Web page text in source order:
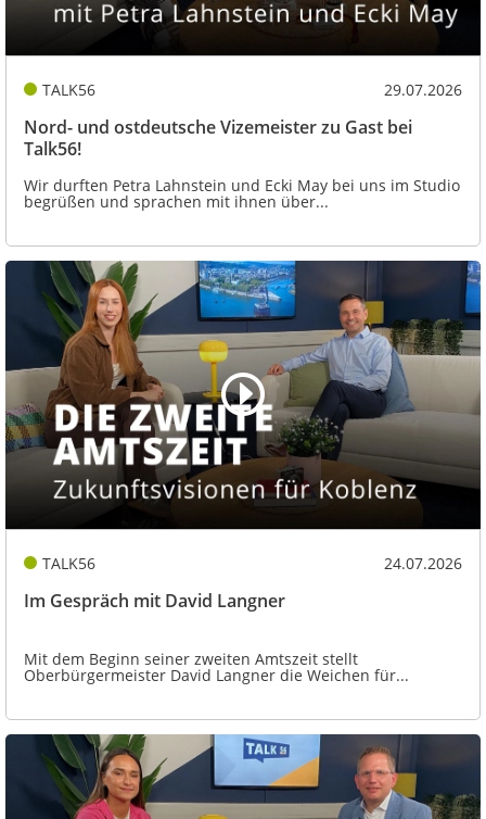
TALK56 29.07.2026
Nord- und ostdeutsche Vizemeister zu Gast bei
Talk56!
Wir durften Petra Lahnstein und Ecki May bei uns im Studio
begrüßen und sprachen mit ihnen über...
TALK56 24.07.2026
Im Gespräch mit David Langner
Mit dem Beginn seiner zweiten Amtszeit stellt
Oberbürgermeister David Langner die Weichen für...